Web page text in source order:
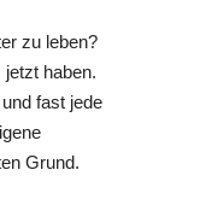
zu leben?
haben.
fast jede
Grund.